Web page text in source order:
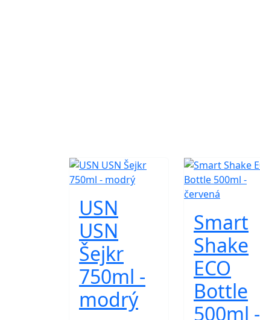
USN
USN
Šejkr
750ml -
modrý
Smart
Shake
ECO
Bottle
500ml -